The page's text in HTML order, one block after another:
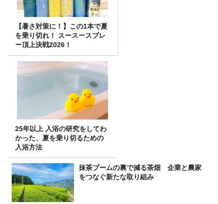
【暑さ対策に！】この1本で夏
を乗り切れ！ スースースプレ
ー頂上決戦2026！
25年以上 入浴の研究をしてわ
かった、夏を乗り切るための
入浴方法
抹茶ブームの裏で減る茶畑 企業と農家
をつなぐ新たな取り組み